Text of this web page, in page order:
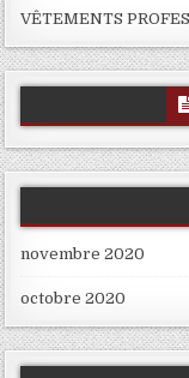
VÊTEMENTS
novembre 2020
octobre 2020